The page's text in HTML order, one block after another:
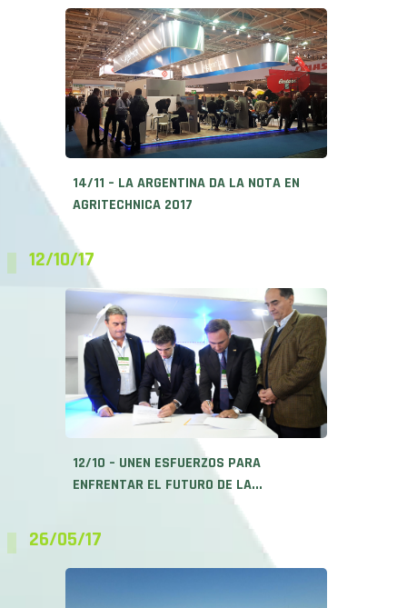
14/11 – LA ARGENTINA DA LA NOTA EN
AGRITECHNICA 2017
12/10/17
12/10 – UNEN ESFUERZOS PARA
ENFRENTAR EL FUTURO DE LA...
26/05/17